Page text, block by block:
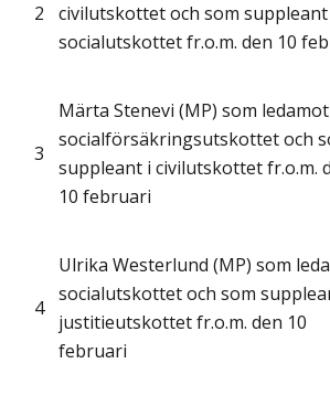
2
civilutskottet och som
socialutskottet fr.o.m. den 10
3
Märta Stenevi (MP) som
socialförsäkringsutskottet och
suppleant i civilutskottet fr.o.m.
10 februari
4
Ulrika Westerlund (MP) som
socialutskottet och som
justitieutskottet fr.o.m. den 10
februari